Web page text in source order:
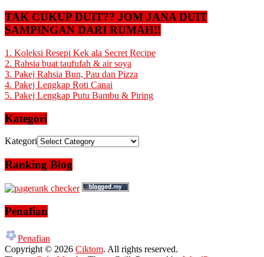
TAK CUKUP DUIT?? JOM JANA DUIT
SAMPINGAN DARI RUMAH!!
1. Koleksi Resepi Kek ala Secret Recipe
2. Rahsia buat taufufah & air soya
3. Pakej Rahsia Bun, Pau dan Pizza
4. Pakej Lengkap Roti Canai
5. Pakej Lengkap Putu Bambu & Piring
Kategori
Kategori
Ranking Blog
Penafian
Penafian
Copyright © 2026 Ciktom. All rights reserved.